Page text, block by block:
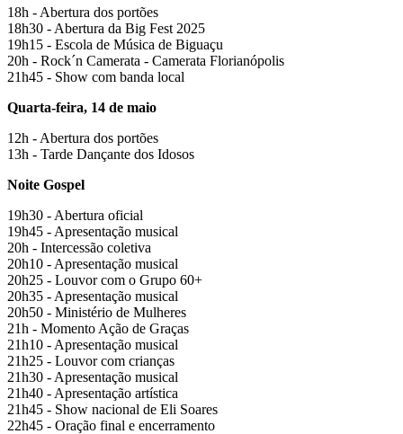
18h - Abertura dos portões
18h30 - Abertura da Big Fest 2025
19h15 - Escola de Música de Biguaçu
20h - Rock´n Camerata - Camerata Florianópolis
21h45 - Show com banda local
Quarta-feira, 14 de maio
12h - Abertura dos portões
13h - Tarde Dançante dos Idosos
Noite Gospel
19h30 - Abertura oficial
19h45 - Apresentação musical
20h - Intercessão coletiva
20h10 - Apresentação musical
20h25 - Louvor com o Grupo 60+
20h35 - Apresentação musical
20h50 - Ministério de Mulheres
21h - Momento Ação de Graças
21h10 - Apresentação musical
21h25 - Louvor com crianças
21h30 - Apresentação musical
21h40 - Apresentação artística
21h45 - Show nacional de Eli Soares
22h45 - Oração final e encerramento